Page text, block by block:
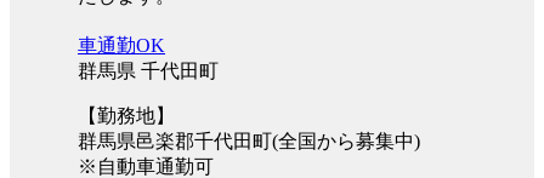
車通勤OK
群馬県 千代田町
【勤務地】
群馬県邑楽郡千代田町(全国から募集中)
※自動車通勤可